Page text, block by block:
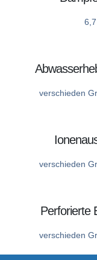
verschieden
verschieden
Perforierte
verschieden